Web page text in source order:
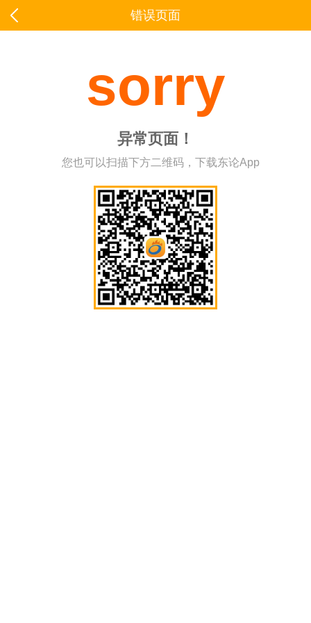
错误页面
sorry
异常页面！
您也可以扫描下方二维码，下载东论App